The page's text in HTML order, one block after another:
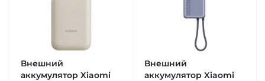
Внешний
аккумулятор Xiaomi
Внешний
аккумулятор Xiaomi